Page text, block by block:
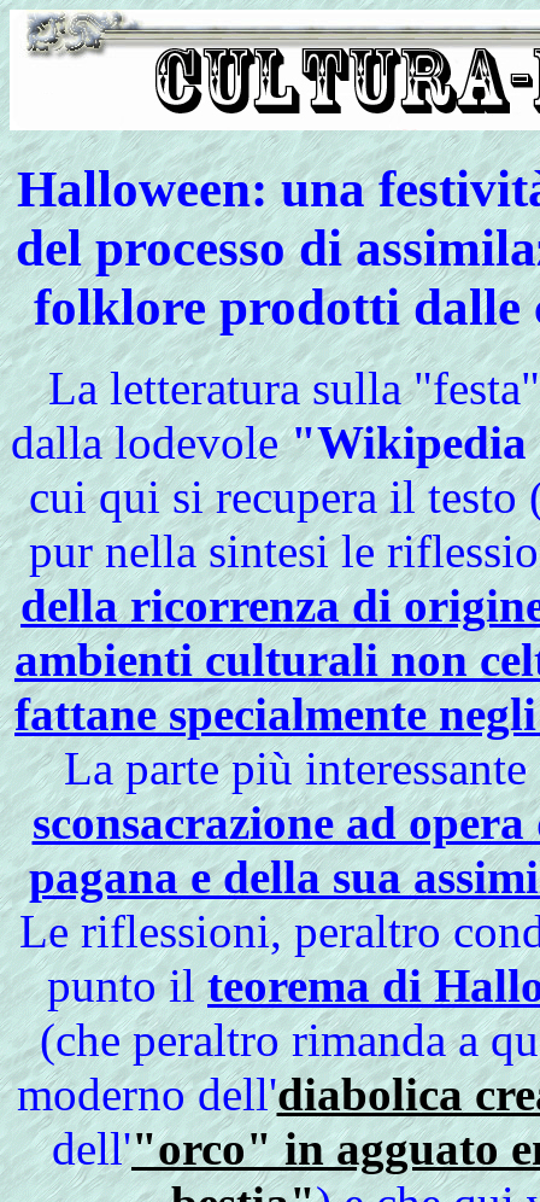
Halloween: una
del processo di
folklore prodotti dalle
La letteratura sulla
dalla lodevole"Wikipedia
cui qui si recupera il
pur nella sintesi le
della ricorrenza di
ambienti culturali non
fattane specialmente
La parte più
sconsacrazione ad
pagana e della sua
Le riflessioni, peraltro
punto ilteorema di
(che peraltro rimanda a
moderno dell'diabolica
dell'"orco" in agguato